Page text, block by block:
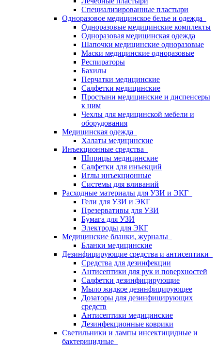
Специализированные пластыри
Одноразовое медицинское белье и одежда
Одноразовые медицинские комплекты
Одноразовая медицинская одежда
Шапочки медицинские одноразовые
Маски медицинские одноразовые
Респираторы
Бахилы
Перчатки медицинские
Салфетки медицинские
Простыни медицинские и диспенсеры
к ним
Чехлы для медицинской мебели и
оборудования
Медицинская одежда
Халаты медицинские
Инъекционные средства
Шприцы медицинские
Салфетки для инъекций
Иглы инъекционные
Системы для вливаний
Расходные материалы для УЗИ и ЭКГ
Гели для УЗИ и ЭКГ
Презервативы для УЗИ
Бумага для УЗИ
Электроды для ЭКГ
Медицинские бланки, журналы
Бланки медицинские
Дезинфицирующие средства и антисептики
Средства для дезинфекции
Антисептики для рук и поверхностей
Салфетки дезинфицирующие
Мыло жидкое дезинфицирующее
Дозаторы для дезинфицирующих
средств
Антисептики медицинские
Дезинфекционные коврики
Светильники и лампы инсектицидные и
бактерицидные